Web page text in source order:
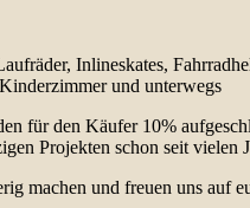
Inlineskates,
und unterwegs
für den Käufer 10%
Projekten schon seit vielen
machen und freuen uns auf